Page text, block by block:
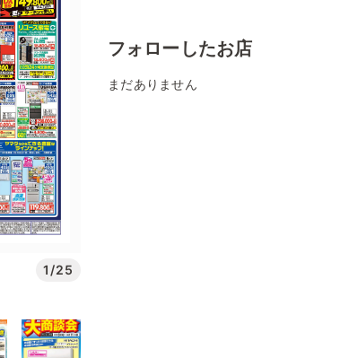
1/25
フォローしたお店
まだありません